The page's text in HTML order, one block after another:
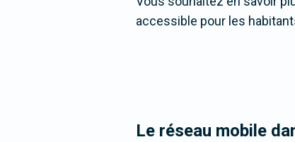
accessible pour les
Le réseau mobile